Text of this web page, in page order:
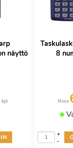
näyttö
kpl
8
Hinta
-
+